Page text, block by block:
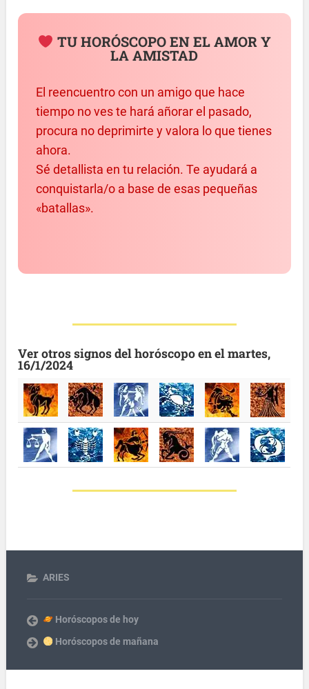
TU HORÓSCOPO EN EL AMOR Y
LA AMISTAD
El reencuentro con un amigo que hace
tiempo no ves te hará añorar el pasado,
procura no deprimirte y valora lo que tienes
ahora.
Sé detallista en tu relación. Te ayudará a
conquistarla/o a base de esas pequeñas
«batallas».
Ver otros signos del horóscopo en el martes,
16/1/2024
ARIES
Horóscopos de hoy
Horóscopos de mañana